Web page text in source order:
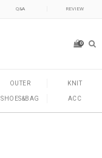
Q&A REVIEW
0
OUTER KNIT
SHOES&BAG ACC